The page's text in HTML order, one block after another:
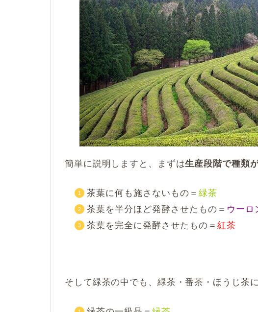
簡単に説明しますと、まずは生産段階で種類
茶葉に何も施さないもの＝ 緑茶
茶葉を半分ほど発酵させたもの＝ ウーロ
茶葉を完全に発酵させたもの＝ 紅茶
そして緑茶の中でも、緑茶・番茶・ほうじ茶